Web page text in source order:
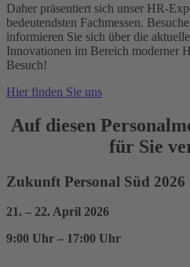
Daher präsentiert sich unser HR-
bedeutendsten Fachmessen.
informieren Sie sich über die
Innovationen im Bereich moderner
Besuch!
Hier finden Sie uns
Auf diesen
für Sie
Zukunft Personal Süd 2026
21. – 22. April 2026
9:00 Uhr – 17:00 Uhr